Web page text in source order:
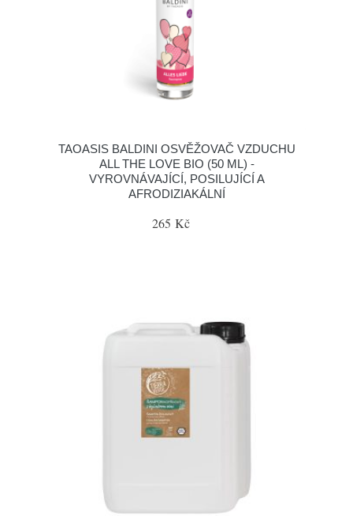
TAOASIS BALDINI OSVĚŽOVAČ VZDUCHU
ALL THE LOVE BIO (50 ML) -
VYROVNÁVAJÍCÍ, POSILUJÍCÍ A
AFRODIZIAKÁLNÍ
265 Kč